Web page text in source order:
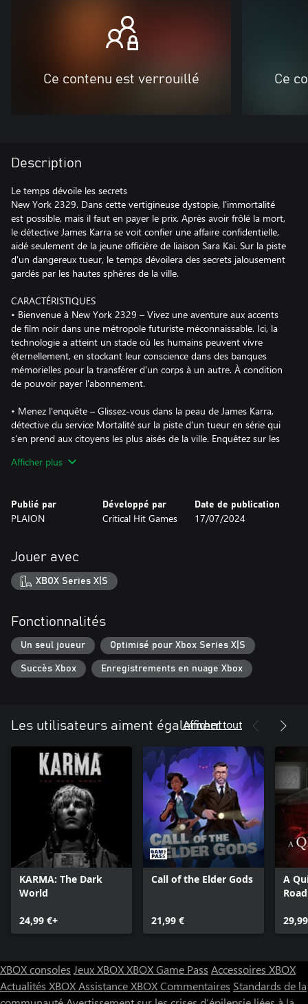
Ce contenu est verrouillé Ce
Description
Le temps dévoile les secrets
New York 2329. Dans cette vertigineuse dystopie, l'immortalité
est possible, mais il faut en payer le prix. Après avoir frôlé la mort,
le détective James Karra se voit confier une affaire confidentielle,
aidé seulement de la jeune officière de liaison Sara Kai. Sur la piste
d'un dangereux tueur, le temps dévoilera des secrets jalousement
gardés par les hautes sphères de la ville.
CARACTÉRISTIQUES
• Bienvenue à New York 2329 – Vivez une aventure aux accents
de film noir dans une métropole futuriste méconnaissable. Ici, la
technologie a atteint un stade où les humains peuvent vivre
éternellement, en stockant leur conscience dans des banques
mémorielles pour la transférer d'un corps à un autre. À condition
de pouvoir payer l'abonnement.
• Menez l'enquête – Glissez-vous dans la peau de James Karra,
détective du service Mortalité sur la piste d'un tueur en série qui
s'en prend aux citoyens les plus aisés de la ville. Enquêtez sur les
le temps pour reconstituer les circonstances de chaque meurtre,
• Un film noir immersif – Ce polar interactif profond et inédit
monde où la mort n'est plus qu'un souvenir, où la moralité est
sacrifiée sur l'autel de l'immortalité, le détective endurci que vous
êtes devra louvoyer entre bien et mal pour espérer s'en tirer.
exploite la puissance de l'Unreal Engine 5 pour repousser les
photoréalistes à un scénario mémorable.
Afficher plus
Publié par
PLAION
Développé par
Critical Hit Games
Date de publication
17/07/2024
Jouer avec
XBOX Series X|S
Fonctionnalités
Un seul joueur Optimisé pour Xbox Series X|S
Succès Xbox Enregistrements en nuage Xbox
Les utilisateurs aiment également
Afficher tout
KARMA: The Dark
World
24,99 €+
Call of the Elder Gods
21,99 €
A
XBOX consoles Jeux XBOXXBOX Game Pass Accessoires XBOX
Actualités XBOXAssistance XBOXCommentaires Standards de la